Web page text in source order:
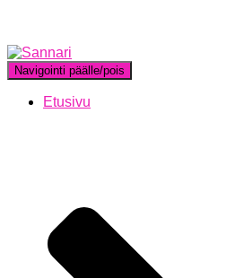
Navigointi päälle/pois
Etusivu